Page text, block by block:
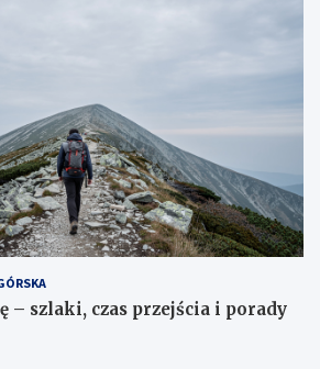
– szlaki, czas przejścia i porady